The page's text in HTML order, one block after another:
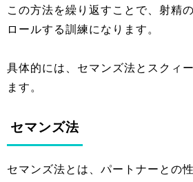
この方法を繰り返すことで、射精
ロールする訓練になります。
具体的には、セマンズ法とスクィ
ます。
セマンズ法
セマンズ法とは、パートナーとの